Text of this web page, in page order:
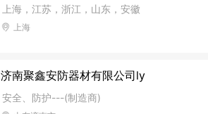
上海，江苏，浙江，山东，安徽
上海
济南聚鑫安防器材有限公司ly
安全、防护---(制造商)